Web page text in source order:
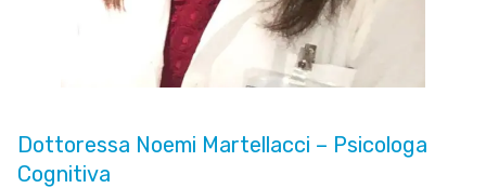
Dottoressa Noemi Martellacci – Psicologa
Cognitiva